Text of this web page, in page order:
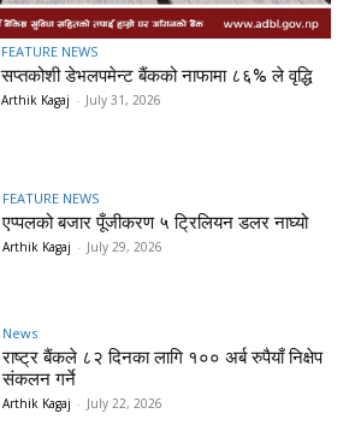
FEATURE NEWS
सप्तकोशी डेभलपमेन्ट बैंकको नाफामा ८६% ले वृद्धि
Arthik Kagaj - July 31, 2026
FEATURE NEWS
एप्पलको बजार पूँजीकरण ५ ट्रिलियन डलर नाघ्यो
Arthik Kagaj - July 29, 2026
News
राष्ट्र बैंकले ८२ दिनका लागि १०० अर्ब रुपैयाँ निक्षेप
संकलन गर्ने
Arthik Kagaj - July 22, 2026